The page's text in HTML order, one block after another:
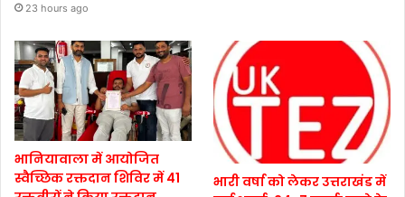
23 hours ago
भानियावाला में आयोजित
स्वैच्छिक रक्तदान शिविर में 41
भारी वर्षा को लेकर उत्तराखंड में